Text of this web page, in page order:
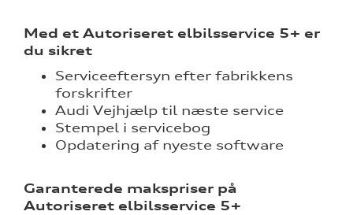
Med et Autoriseret elbilsservice 5+ er
du sikret
Serviceeftersyn efter fabrikkens
forskrifter
Audi Vejhjælp til næste service
Stempel i servicebog
Opdatering af nyeste software
Garanterede makspriser på
Autoriseret elbilsservice 5+